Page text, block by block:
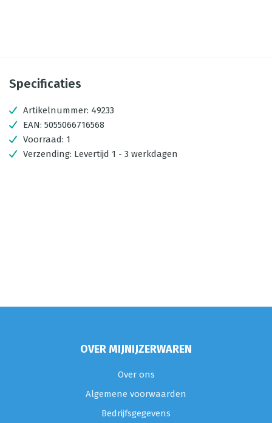
Specificaties
Artikelnummer: 49233
EAN: 5055066716568
Voorraad: 1
Verzending: Levertijd 1 - 3 werkdagen
OVER MIJNIJZERWAREN
Over ons
Algemene voorwaarden
Bedrijfsgegevens